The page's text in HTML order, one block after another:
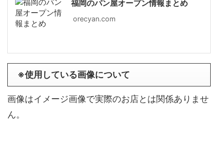
福岡のパン屋オープン情報まとめ
orecyan.com
※使用している画像について
画像はイメージ画像で実際のお店とは関係ありませ
ん。